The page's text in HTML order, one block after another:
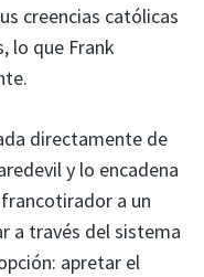
creencias católicas
lo que Frank
directamente de
y lo encadena
a un
a través del sistema
apretar el